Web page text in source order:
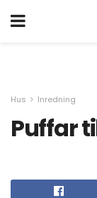
Hus Inredning
Puffar